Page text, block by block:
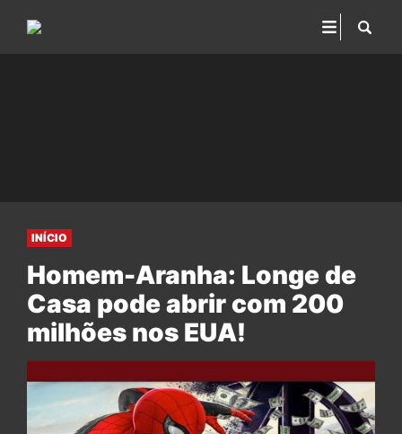
INÍCIO
Homem-Aranha: Longe de
Casa pode abrir com 200
milhões nos EUA!